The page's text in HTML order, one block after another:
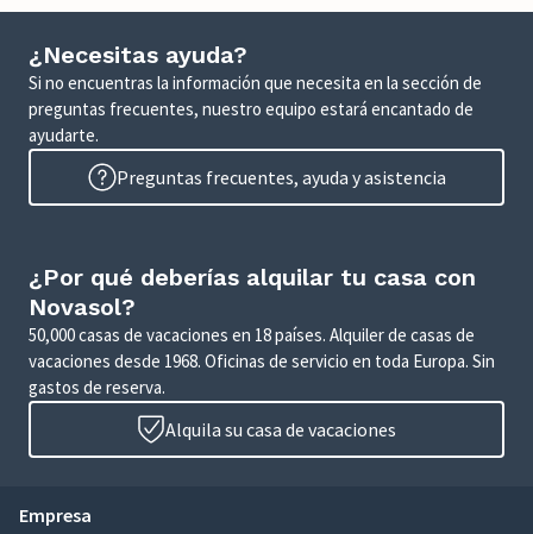
¿Necesitas ayuda?
Si no encuentras la información que necesita en la sección de
preguntas frecuentes, nuestro equipo estará encantado de
ayudarte.
Preguntas frecuentes, ayuda y asistencia
¿Por qué deberías alquilar tu casa con
Novasol?
50,000 casas de vacaciones en 18 países. Alquiler de casas de
vacaciones desde 1968. Oficinas de servicio en toda Europa. Sin
gastos de reserva.
Alquila su casa de vacaciones
Empresa